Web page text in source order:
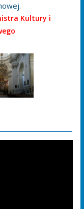
Kultury i